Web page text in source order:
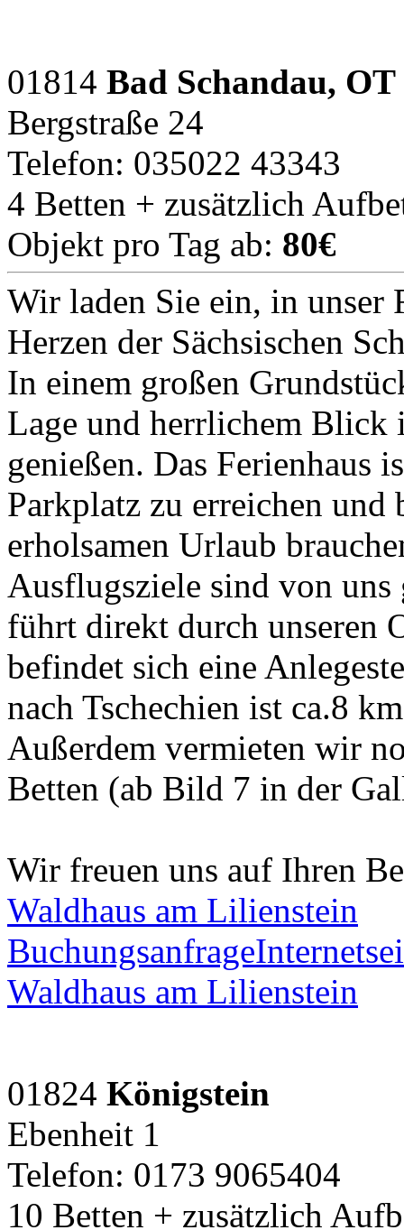
01814 Bad Schandau, OT
Bergstraße 24
Telefon: 035022 43343
4 Betten + zusätzlich
Objekt pro Tag ab: 80€
Wir laden Sie ein, in unser
Herzen der Sächsischen
In einem großen
Lage und herrlichem Blick
genießen. Das Ferienhaus
Parkplatz zu erreichen und
erholsamen Urlaub
Ausflugsziele sind von
führt direkt durch unseren
befindet sich eine
nach Tschechien ist ca.8
Außerdem vermieten wir
Betten (ab Bild 7 in der
Wir freuen uns auf Ihren
Waldhaus am Lilienstein
Buchungsanfrage
Waldhaus am Lilienstein
01824 Königstein
Ebenheit 1
Telefon: 0173 9065404
10 Betten + zusätzlich